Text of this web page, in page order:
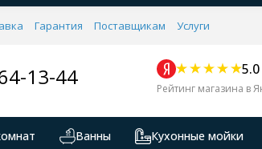
Гарантия Поставщикам Услуги
13-44 5.0
Рейтинг магазина в
Ванны Кухонные мойки